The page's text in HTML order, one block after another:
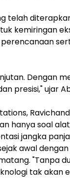
telah
kemiringan
Dengan
presisi," ujar
hanya soal
jangka
awal
"Tanpa
tak akan